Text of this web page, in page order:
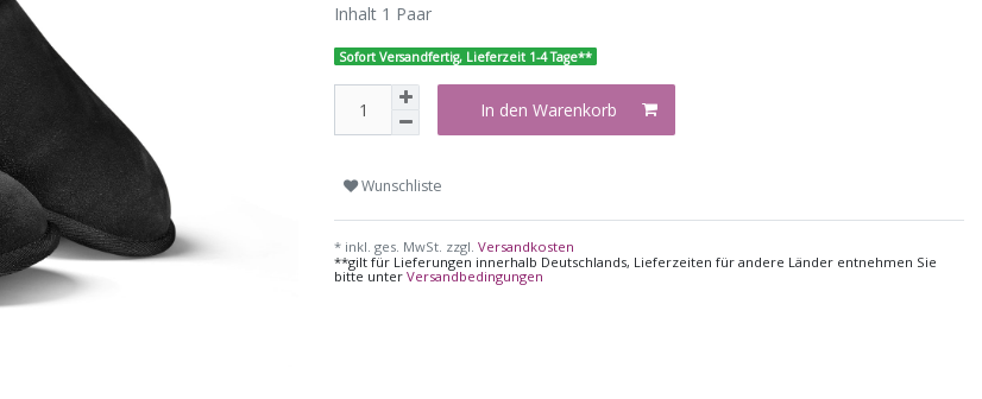
Inhalt 1 Paar
Sofort Versandfertig, Lieferzeit 1-4 Tage**
In den Warenkorb
Wunschliste
* inkl. ges. MwSt. zzgl. Versandkosten
**gilt für Lieferungen innerhalb Deutschlands, Lieferzeiten für andere Länder entnehmen Sie
bitte unter Versandbedingungen